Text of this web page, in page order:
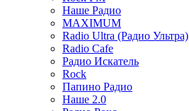
Наше Радио
MAXIMUM
Radio Ultra (Радио Ультра)
Radio Cafe
Радио Искатель
Rock
Папино Радио
Наше 2.0